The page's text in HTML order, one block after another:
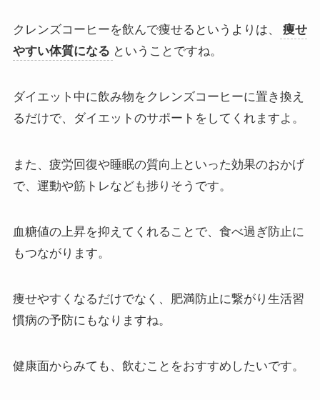
クレンズコーヒーを飲んで痩せるというよりは、
痩せ
やすい体質になる ということですね。
ダイエット中に飲み物をクレンズコーヒーに置き換え
るだけで、ダイエットのサポートをしてくれますよ。
また、疲労回復や睡眠の質向上といった効果のおかげ
で、運動や筋トレなども捗りそうです。
血糖値の上昇を抑えてくれることで、食べ過ぎ防止に
もつながります。
痩せやすくなるだけでなく、肥満防止に繋がり生活習
慣病の予防にもなりますね。
健康面からみても、飲むことをおすすめしたいです。